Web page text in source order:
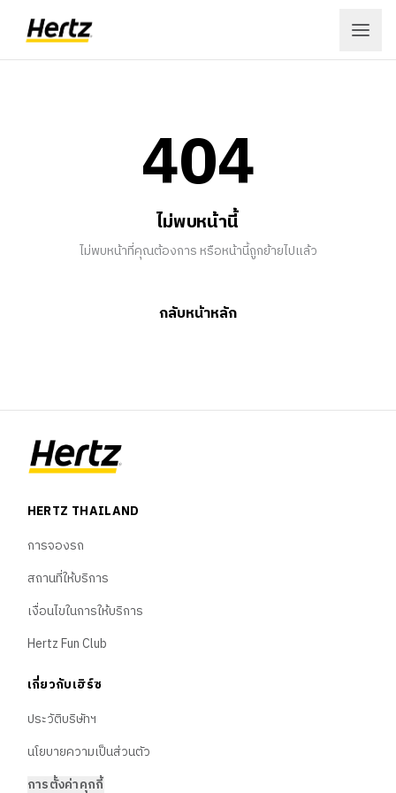
สมัครสมาชิก
ยานพาหนะ
พันธมิตร
Blog
ภาษา
🇹🇭 ไทย
🇬🇧English
🇨🇳中文
404
ไม่พบหน้านี้
ไม่พบหน้าที่คุณต้องการ หรือหน้านี้ถูกย้ายไปแล้ว
กลับหน้าหลัก
HERTZ THAILAND
การจองรถ
สถานที่ให้บริการ
เงื่อนไขในการให้บริการ
Hertz Fun Club
เกี่ยวกับเฮิร์ซ
ประวัติบริษัทฯ
นโยบายความเป็นส่วนตัว
การตั้งค่าคุกกี้